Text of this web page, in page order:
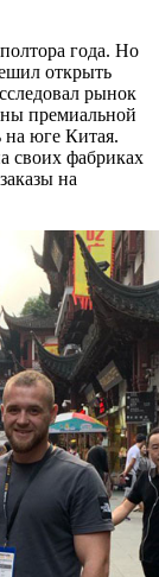
года. Но
открыть
рынок
премиальной
на юге Китая.
своих фабриках
на